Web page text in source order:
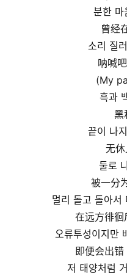
분한 마
曾经
소리 질
呐喊
(My
흑과
黑
끝이 나
无
둘로
被一分
멀리 돌고 돌아서
在远方徘徊
오류투성이지만
即便会出
저 태양처럼